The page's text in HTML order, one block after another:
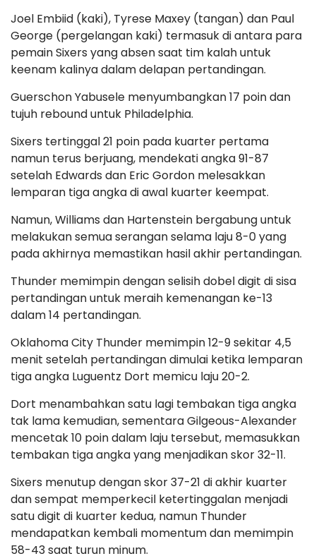
Joel Embiid (kaki), Tyrese Maxey (tangan) dan Paul
George (pergelangan kaki) termasuk di antara para
pemain Sixers yang absen saat tim kalah untuk
keenam kalinya dalam delapan pertandingan.
Guerschon Yabusele menyumbangkan 17 poin dan
tujuh rebound untuk Philadelphia.
Sixers tertinggal 21 poin pada kuarter pertama
namun terus berjuang, mendekati angka 91-87
setelah Edwards dan Eric Gordon melesakkan
lemparan tiga angka di awal kuarter keempat.
Namun, Williams dan Hartenstein bergabung untuk
melakukan semua serangan selama laju 8-0 yang
pada akhirnya memastikan hasil akhir pertandingan.
Thunder memimpin dengan selisih dobel digit di sisa
pertandingan untuk meraih kemenangan ke-13
dalam 14 pertandingan.
Oklahoma City Thunder memimpin 12-9 sekitar 4,5
menit setelah pertandingan dimulai ketika lemparan
tiga angka Luguentz Dort memicu laju 20-2.
Dort menambahkan satu lagi tembakan tiga angka
tak lama kemudian, sementara Gilgeous-Alexander
mencetak 10 poin dalam laju tersebut, memasukkan
tembakan tiga angka yang menjadikan skor 32-11.
Sixers menutup dengan skor 37-21 di akhir kuarter
dan sempat memperkecil ketertinggalan menjadi
satu digit di kuarter kedua, namun Thunder
mendapatkan kembali momentum dan memimpin
58-43 saat turun minum.